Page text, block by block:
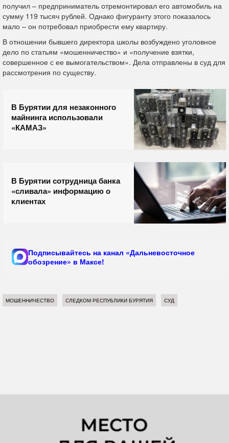
получил – предприниматель отремонтировал его автомобиль на
сумму 119 тысяч рублей. Однако фигуранту этого показалось
мало – он потребовал приобрести ему квартиру.
В отношении бывшего директора школы возбуждено уголовное
дело по статьям «мошенничество» и «получение взятки,
совершенное с ее вымогательством». Дела отправлены в суд для
рассмотрения по существу.
В Бурятии для незаконного
майнинга использовали
«КАМАЗ»
В Бурятии сотрудница банка
«сливала» информацию о
клиентах
Подписывайтесь на канал «Дальневосточное
обозрение» в Максе!
МОШЕННИЧЕСТВО СЛЕДКОМ РЕСПУБЛИКИ БУРЯТИЯ СУД